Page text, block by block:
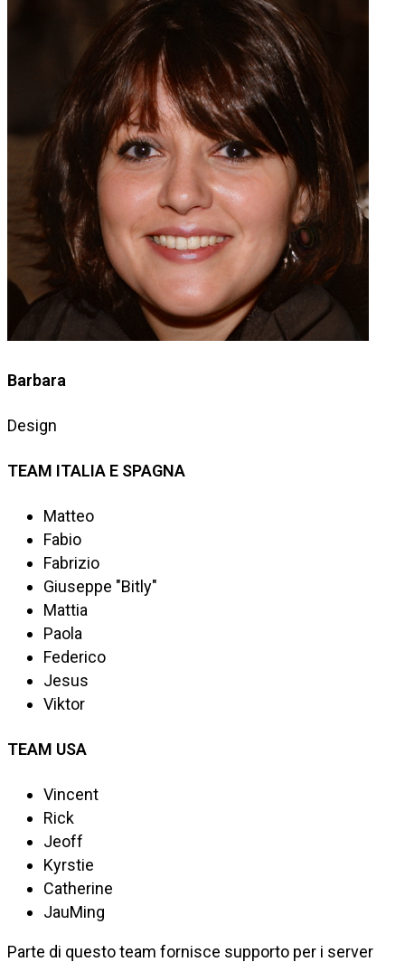
Barbara
Design
TEAM ITALIA E SPAGNA
Matteo
Fabio
Fabrizio
Giuseppe "Bitly"
Mattia
Paola
Federico
Jesus
Viktor
TEAM USA
Vincent
Rick
Jeoff
Kyrstie
Catherine
JauMing
Parte di questo team fornisce supporto per i server